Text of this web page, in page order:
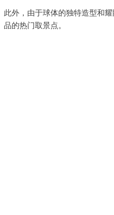
此外，由于球体的独特造型和
品的热门取景点。